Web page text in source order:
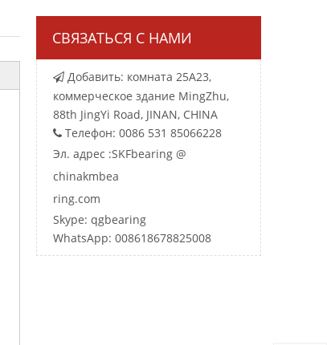
СВЯЗАТЬСЯ С НАМИ
 Добавить: комната 25A23,
коммерческое здание MingZhu,
88th JingYi Road, JINAN, CHINA
 Телефон: 0086 531 85066228
Эл. адрес :SKFbearing @
chinakmbea
ring.com
Skype: qgbearing
WhatsApp: 008618678825008